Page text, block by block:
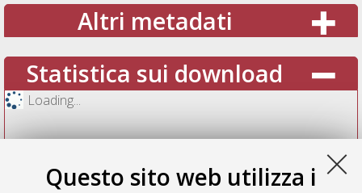
Questo sito web utilizza i
Altri metadati
Statistica sui download
Loading...